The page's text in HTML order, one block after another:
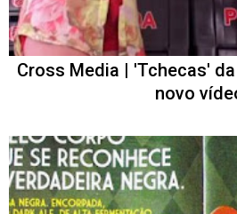
Cross Media | 'Tchecas'
novo